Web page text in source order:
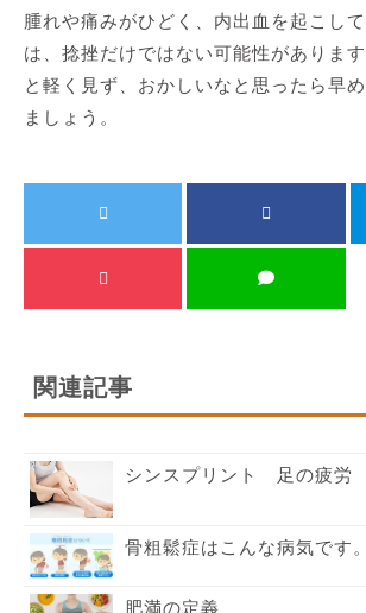
腫れや痛みがひどく、内出血を起こし
は、捻挫だけではない可能性がありま
と軽く見ず、おかしいなと思ったら早
ましょう。
関連記事
シンスプリント 足の疲労
骨粗鬆症はこんな病気です。
肥満の定義